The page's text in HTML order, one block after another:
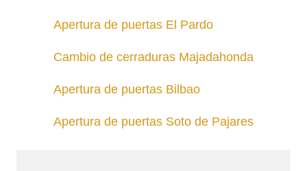
Apertura de puertas El Pardo
Cambio de cerraduras Majadahonda
Apertura de puertas Bilbao
Apertura de puertas Soto de Pajares